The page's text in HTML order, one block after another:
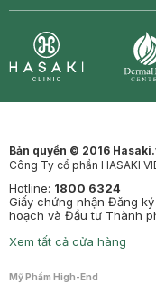
Bản quyền © 2016
Công Ty cổ phần HASAKI
Hotline: 1800 6324
Giấy chứng nhận Đăng
hoạch và Đầu tư Thành
Xem tất cả cửa hàng
Mỹ Phẩm High-End